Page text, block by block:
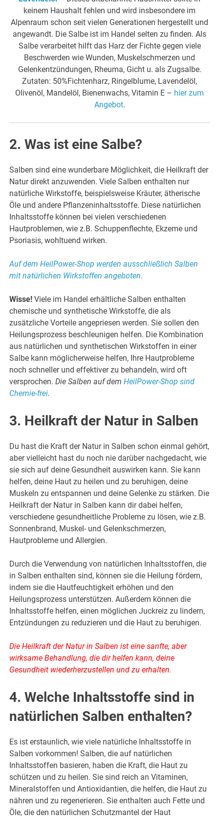
keinem Haushalt fehlen und wird insbesondere im
Alpenraum schon seit vielen Generationen hergestellt und
angewandt. Die Salbe ist im Handel selten zu finden. Als
Salbe verarbeitet hilft das Harz der Fichte gegen viele
Beschwerden wie Wunden, Muskelschmerzen und
Gelenkentzündungen, Rheuma, Gicht u. als Zugsalbe.
Zutaten: 50%Fichtenharz, Ringelblume, Lavendelöl,
Olivenöl, Mandelöl, Bienenwachs, Vitamin E – hier zum
Angebot.
2. Was ist eine Salbe?
Salben sind eine wunderbare Möglichkeit, die Heilkraft der
Natur direkt anzuwenden. Viele Salben enthalten nur
natürliche Wirkstoffe, beispielsweise Kräuter, ätherische
Öle und andere Pflanzeninhaltsstoffe. Diese natürlichen
Inhaltsstoffe können bei vielen verschiedenen
Hautproblemen, wie z.B. Schuppenflechte, Ekzeme und
Psoriasis, wohltuend wirken.
Auf dem HeilPower-Shop werden ausschließlich Salben
mit natürlichen Wirkstoffen angeboten.
Wisse! Viele im Handel erhältliche Salben enthalten
chemische und synthetische Wirkstoffe, die als
zusätzliche Vorteile angepriesen werden. Sie sollen den
Heilungsprozess beschleunigen helfen. Die Kombination
aus natürlichen und synthetischen Wirkstoffen in einer
Salbe kann möglicherweise helfen, Ihre Hautprobleme
noch schneller und effektiver zu behandeln, wird oft
versprochen.Die Salben auf demHeilPower-Shop sind
Chemie-frei.
3. Heilkraft der Natur in Salben
Du hast die Kraft der Natur in Salben schon einmal gehört,
aber vielleicht hast du noch nie darüber nachgedacht, wie
sie sich auf deine Gesundheit auswirken kann. Sie kann
helfen, deine Haut zu heilen und zu beruhigen, deine
Muskeln zu entspannen und deine Gelenke zu stärken. Die
Heilkraft der Natur in Salben kann dir dabei helfen,
verschiedene gesundheitliche Probleme zu lösen, wie z.B.
Sonnenbrand, Muskel- und Gelenkschmerzen,
Hautprobleme und Allergien.
Durch die Verwendung von natürlichen Inhaltsstoffen, die
in Salben enthalten sind, können sie die Heilung fördern,
indem sie die Hautfeuchtigkeit erhöhen und den
Heilungsprozess unterstützen. Außerdem können die
Inhaltsstoffe helfen, einen möglichen Juckreiz zu lindern,
Entzündungen zu reduzieren und die Haut zu beruhigen.
Die Heilkraft der Natur in Salben ist eine sanfte, aber
wirksame Behandlung, die dir helfen kann, deine
Gesundheit wiederherzustellen und zu erhalten.
4. Welche Inhaltsstoffe sind in
natürlichen Salben enthalten?
Es ist erstaunlich, wie viele natürliche Inhaltsstoffe in
Salben vorkommen! Salben, die auf natürlichen
Inhaltsstoffen basieren, haben die Kraft, die Haut zu
schützen und zu heilen. Sie sind reich an Vitaminen,
Mineralstoffen und Antioxidantien, die helfen, die Haut zu
nähren und zu regenerieren. Sie enthalten auch Fette und
Öle, die den natürlichen Schutzmantel der Haut